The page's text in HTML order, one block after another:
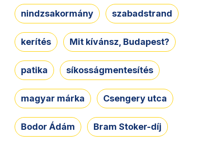
nindzsakormány szabadstrand
kerítés Mit kívánsz, Budapest?
patika síkosságmentesítés
magyar márka Csengery utca
Bodor Ádám Bram Stoker-díj